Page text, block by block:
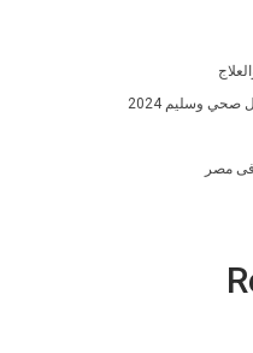
وسليم 2024
فى مصر